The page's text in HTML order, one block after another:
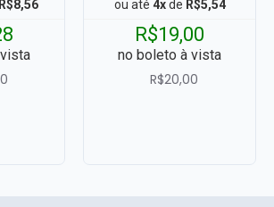
R$8,56 ou até 4xde R$5,54
R$19,00
no boleto à vista
R$20,00